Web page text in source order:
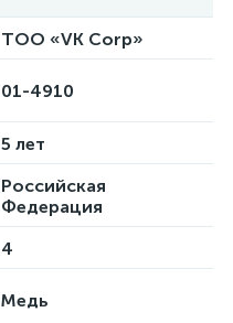
ТОО «VK Corp»
01-4910
5 лет
Российская
Федерация
4
Медь